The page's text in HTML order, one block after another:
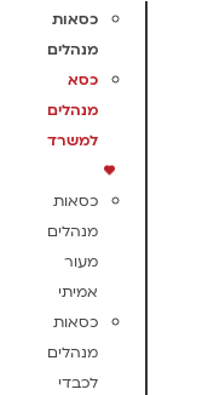
כסאות
מנהלים
כסא
מנהלים
למשרד
כסאות
מנהלים
מעור
אמיתי
כסאות
מנהלים
לכבדי